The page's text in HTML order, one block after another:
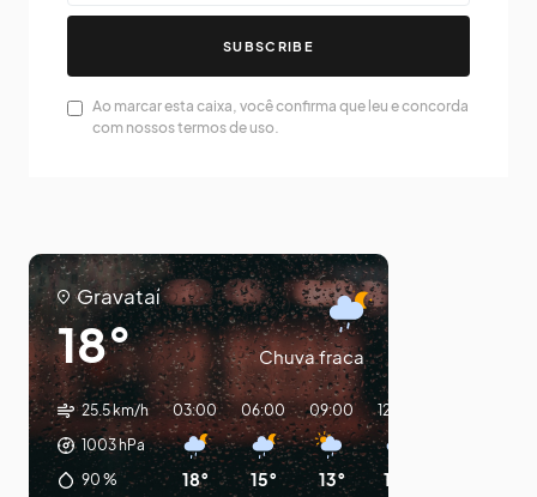
SUBSCRIBE
Ao marcar esta caixa, você confirma que leu e concorda
com nossos termos de uso.
Gravataí
18° Chuva fraca
25.5 km/h
1003hPa
90 %
03:00
18°
06:00
15°
09:00
13°
12:00
14°